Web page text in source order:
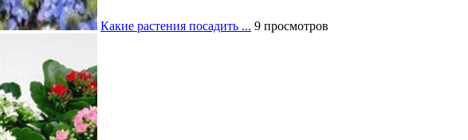
Какие растения посадить ... 9 просмотров